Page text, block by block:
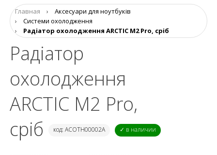
Главная ›
Аксесуари для ноутбуків
›
Системи охолодження
›
Радіатор охолодження ARCTIC M2 Pro, сріб
Радіатор
охолодження
ARCTIC M2 Pro,
сріб
код: ACOTH00002A ✓ в наличии